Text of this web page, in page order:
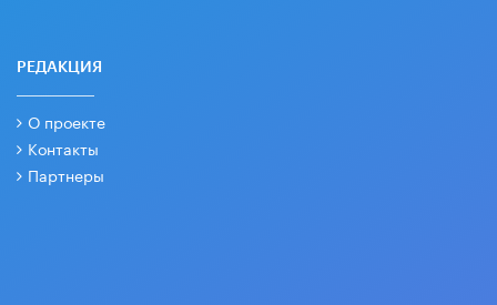
РЕДАКЦИЯ
О проекте
Контакты
Партнеры